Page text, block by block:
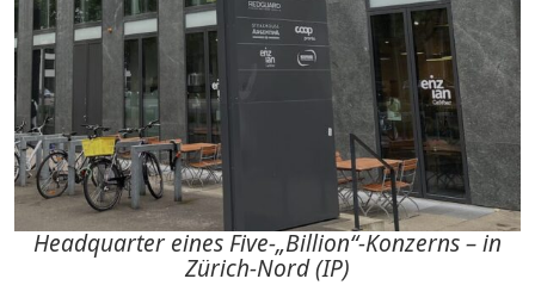
Headquarter eines Five-„Billion“-Konzerns – in
Zürich-Nord (IP)